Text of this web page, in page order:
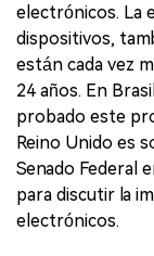
electrónicos. La
dispositivos,
están cada vez
24 años. En
probado este
Reino Unido es
Senado Federal
para discutir la
electrónicos.